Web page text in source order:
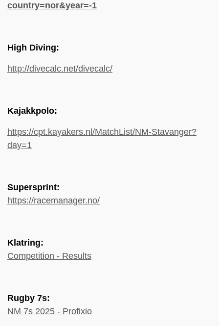
country=nor&year=-1
High Diving:
http://divecalc.net/divecalc/
Kajakkpolo:
https://cpt.kayakers.nl/MatchList/NM-Stavanger?
day=1
Supersprint:
https://racemanager.no/
Klatring:
Competition - Results
Rugby 7s:
NM 7s 2025 - Profixio